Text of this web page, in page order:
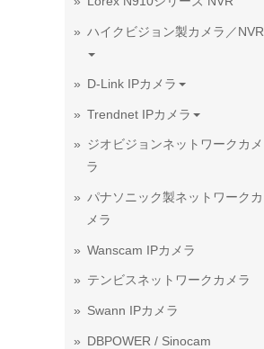
ハイクビジョン製カメラ／NVR
D-Link IPカメラ
Trendnet IPカメラ
ジオビジョンネットワークカメ
ラ
パナソニック製ネットワークカ
メラ
Wanscam IPカメラ
テンビスネットワークカメラ
Swann IPカメラ
DBPOWER / Sinocam